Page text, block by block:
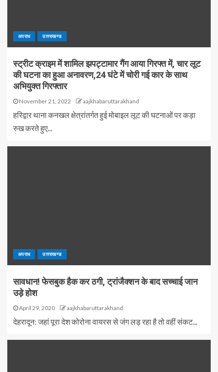
अपराध उत्तराखण्ड
स्ट्रीट क्राइम में शामिल झपट्टामार गैंग आया गिरफ्त में, चार लूट
की घटना का हुआ अनावरण,24 घंटे में चोरी गई कार के साथ
अभियुक्त गिरफ्तार
November 21, 2022 aajkhabaruttarakhand
हरिद्वार थाना कनखल क्षेत्रांतर्गत हुई मोबाइल लूट की घटनाओं पर कड़ा
रुख करते हुए...
अपराध उत्तराखण्ड
सावधान! फेसबुक हैक कर ठगी, ट्रांजैक्शन के बाद सच्चाई जान
उड़े होश
April 29, 2020 aajkhabaruttarakhand
देहरादून: जहां पूरा देश कोरोना वायरस से जंग लड़ रहा है तो वहीं संकट...